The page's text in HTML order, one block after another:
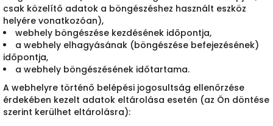
csak közelítő adatok a böngészéshez használt eszköz
helyére vonatkozóan),
webhely böngészése kezdésének időpontja,
a webhely elhagyásának (böngészése befejezésének)
időpontja,
a webhely böngészésének időtartama.
A webhelyre történő belépési jogosultság ellenőrzése
érdekében kezelt adatok eltárolása esetén (az Ön döntése
szerint kerülhet eltárolásra):